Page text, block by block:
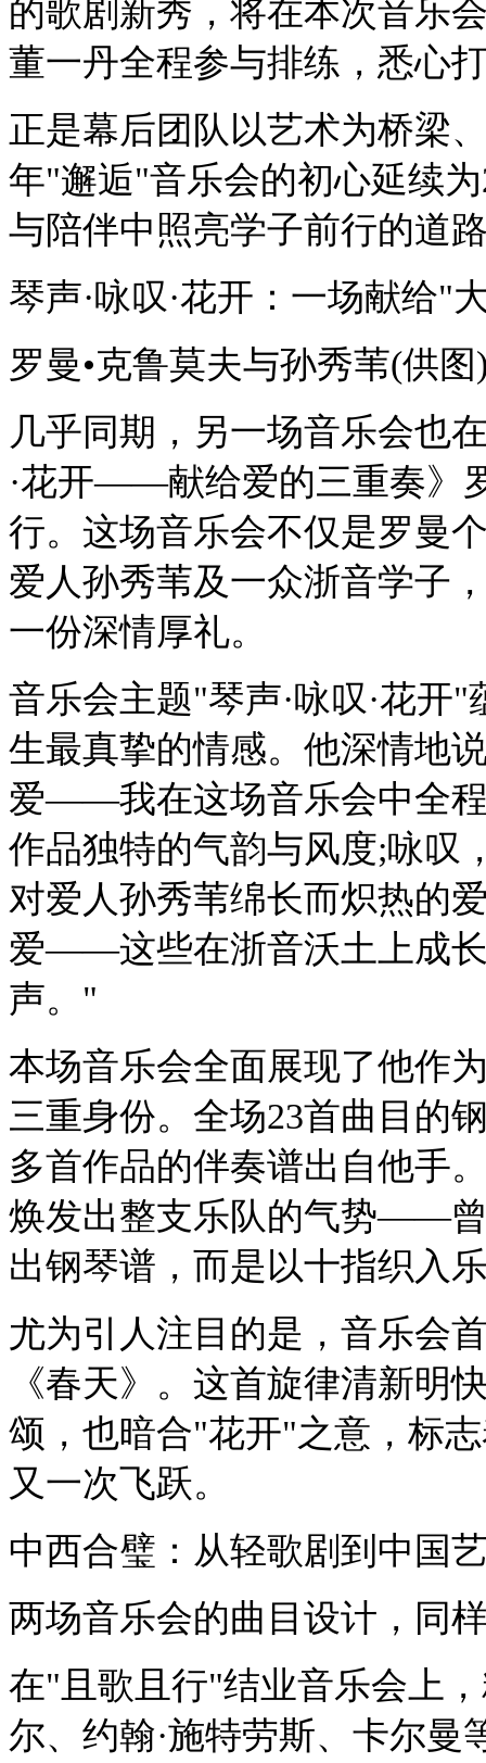
的歌剧新秀，将在本次音乐
董一丹全程参与排练，悉心
正是幕后团队以艺术为桥梁
年"邂逅"音乐会的初心延续
与陪伴中照亮学子前行的道
琴声·咏叹·花开：一场献给"
罗曼•克鲁莫夫与孙秀苇(供图
几乎同期，另一场音乐会也
·花开——献给爱的三重奏》
行。这场音乐会不仅是罗曼
爱人孙秀苇及一众浙音学子
一份深情厚礼。
音乐会主题"琴声·咏叹·花开
生最真挚的情感。他深情地
爱——我在这场音乐会中全
作品独特的气韵与风度;咏叹
对爱人孙秀苇绵长而炽热的
爱——这些在浙音沃土上成
声。"
本场音乐会全面展现了他作
三重身份。全场23首曲目的
多首作品的伴奏谱出自他手
焕发出整支乐队的气势——
出钢琴谱，而是以十指织入
尤为引人注目的是，音乐会
《春天》。这首旋律清新明
颂，也暗合"花开"之意，标
又一次飞跃。
中西合璧：从轻歌剧到中国
两场音乐会的曲目设计，同
在"且歌且行"结业音乐会上
尔、约翰·施特劳斯、卡尔